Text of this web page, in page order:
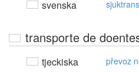
svenska
transporte de
tjeckiska převoz